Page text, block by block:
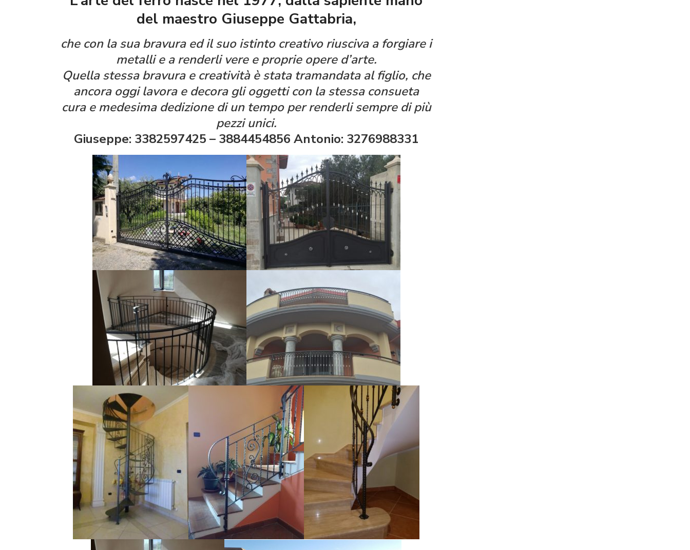
del maestro Giuseppe Gattabria,
che con la sua bravura ed il suo istinto creativo riusciva a forgiare i
metalli e a renderli vere e proprie opere d’arte.
Quella stessa bravura e creatività è stata tramandata al figlio, che
ancora oggi lavora e decora gli oggetti con la stessa consueta
cura e medesima dedizione di un tempo per renderli sempre di più
pezzi unici.
Giuseppe: 3382597425 – 3884454856 Antonio: 3276988331